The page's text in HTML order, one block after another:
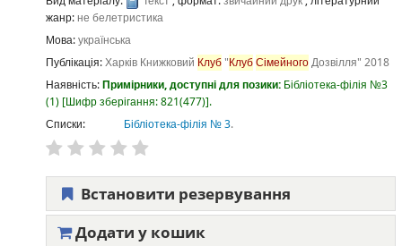
жанр:не белетристика
Мова:українська
Публікація:Харків Книжковий Клуб"КлубСімейногоДозвілля" 2018
Наявність:Примірники, доступні для позики: Бібліотека-філія №3
(1) Шифр зберігання:821(477) .
Списки:
Бібліотека-філія № 3.
Встановити резервування
Додати у кошик